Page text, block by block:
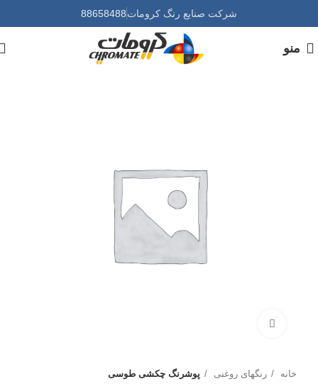
شرکت صنایع رنگ کرومات88658488
منو
خانه رنگهای روغنی پوشرنگ چکشی طوسی